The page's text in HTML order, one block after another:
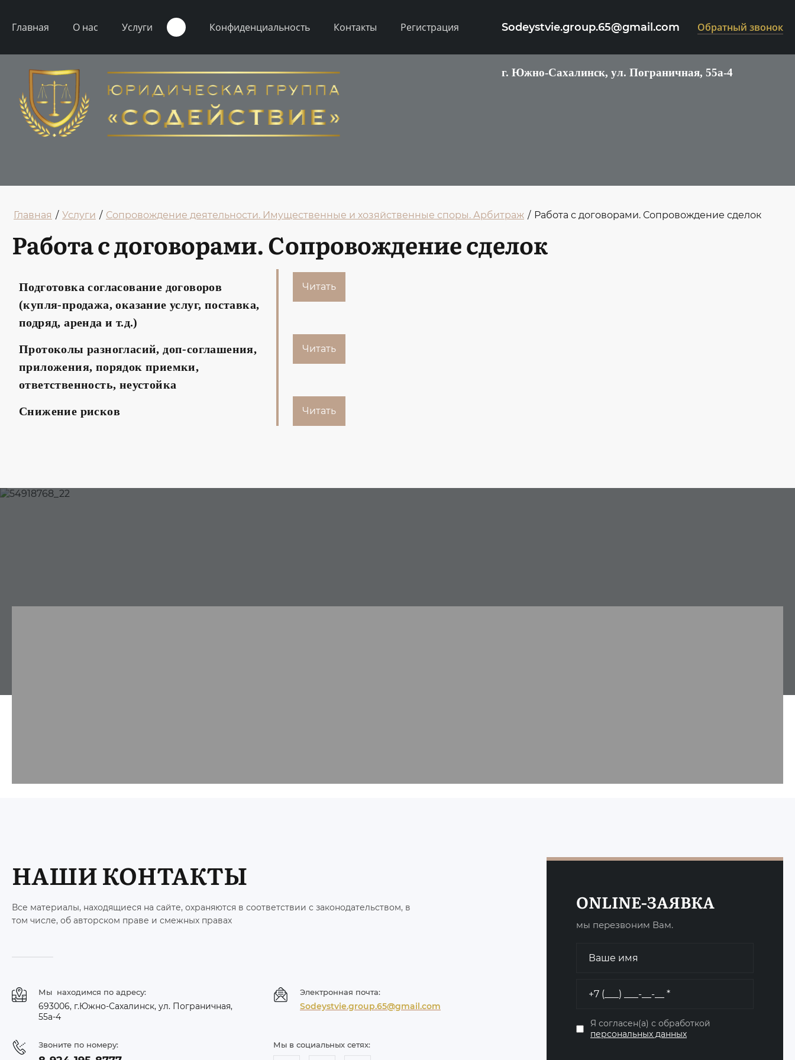
Главная О нас Услуги Конфиденциальность Контакты Регистрация Sodeystvie.group.65@gmail.com Обратный звонок
г. Южно-Сахалинск, ул. Пограничная, 55а-4
Главная / Услуги / Сопровождение деятельности. Имущественные и хозяйственные споры. Арбитраж / Работа с договорами. Сопровождение сделок
Работа с договорами. Сопровождение сделок
Подготовка согласование договоров
(купля-продажа, оказание услуг, поставка,
подряд, аренда и т.д.)
Читать
Протоколы разногласий, доп-соглашения,
приложения, порядок приемки,
ответственность, неустойка
Читать
Снижение рисков Читать
НАШИ КОНТАКТЫ
Все материалы, находящиеся на сайте, охраняются в соответствии с законодательством, в
том числе, об авторском праве и смежных правах
Мы находимся по адресу:
693006, г.Южно-Сахалинск, ул. Пограничная,
55а-4
Электронная почта:
Sodeystvie.group.65@gmail.com
Звоните по номеру: Мы в социальных сетях:
ONLINE-ЗАЯВКА
мы перезвоним Вам.
Я согласен(а) с обработкой
персональных данных